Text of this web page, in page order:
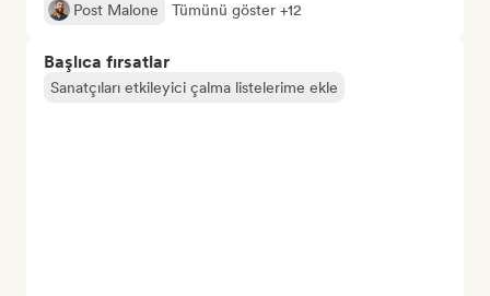
Post Malone
Tümünü göster +12
Başlıca fırsatlar
Sanatçıları etkileyici çalma listelerime ekle